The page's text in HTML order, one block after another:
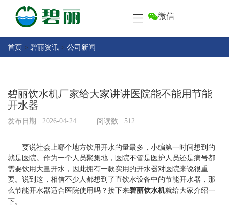
微信
首页 > 碧丽资讯 > 公司新闻
碧丽饮水机厂家给大家讲讲医院能不能用节能
开水器
发布日期: 2026-04-24 阅读数: 512
要说社会上哪个地方饮用开水的量最多，小编第一时间想到的
就是医院。作为一个人员聚集地，医院不管是医护人员还是病号都
需要饮用大量开水，因此拥有一款实用的开水器对医院来说很重
要。说到这，相信不少人都想到了直饮水设备中的节能开水器，那
么节能开水器适合医院使用吗？接下来碧丽饮水机就给大家介绍一
下。
页
产
品
碧
客
服
丽
资
联